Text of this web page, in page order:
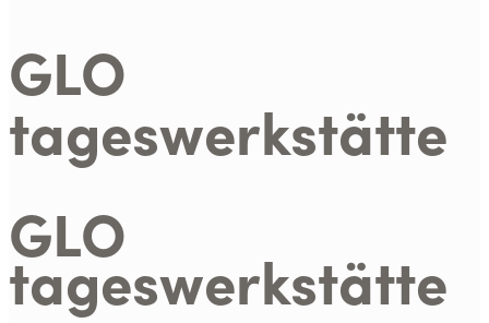
GLO
tageswerkstätte
GLO
tageswerkstätte